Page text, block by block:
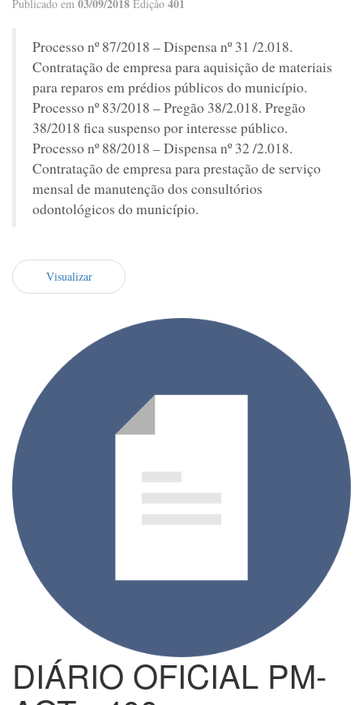
Publicado em Edição
Processo nº 87/2018 – Dispensa nº 31 /2.018.
Contratação de empresa para aquisição de materiais
para reparos em prédios públicos do município.
Processo nº 83/2018 – Pregão 38/2.018. Pregão
38/2018 fica suspenso por interesse público.
Processo nº 88/2018 – Dispensa nº 32 /2.018.
Contratação de empresa para prestação de serviço
mensal de manutenção dos consultórios
odontológicos do município.
Visualizar
DIÁRIO OFICIAL PM-